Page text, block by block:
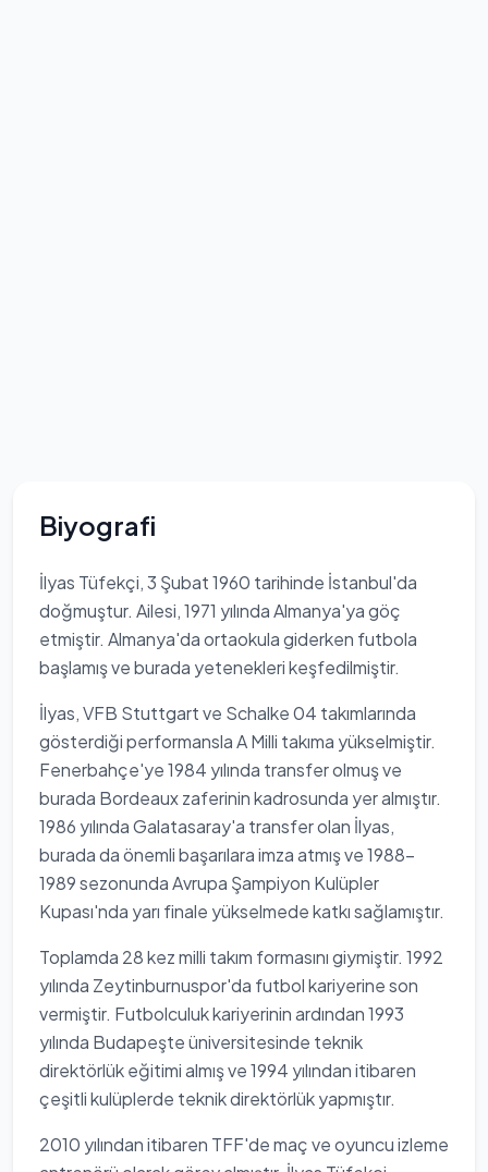
Biyografi
İlyas Tüfekçi, 3 Şubat 1960 tarihinde İstanbul'da
doğmuştur. Ailesi, 1971 yılında Almanya'ya göç
etmiştir. Almanya'da ortaokula giderken futbola
başlamış ve burada yetenekleri keşfedilmiştir.
İlyas, VFB Stuttgart ve Schalke 04 takımlarında
gösterdiği performansla A Milli takıma yükselmiştir.
Fenerbahçe'ye 1984 yılında transfer olmuş ve
burada Bordeaux zaferinin kadrosunda yer almıştır.
1986 yılında Galatasaray'a transfer olan İlyas,
burada da önemli başarılara imza atmış ve 1988-
1989 sezonunda Avrupa Şampiyon Kulüpler
Kupası'nda yarı finale yükselmede katkı sağlamıştır.
Toplamda 28 kez milli takım formasını giymiştir. 1992
yılında Zeytinburnuspor'da futbol kariyerine son
vermiştir. Futbolculuk kariyerinin ardından 1993
yılında Budapeşte üniversitesinde teknik
direktörlük eğitimi almış ve 1994 yılından itibaren
çeşitli kulüplerde teknik direktörlük yapmıştır.
2010 yılından itibaren TFF'de maç ve oyuncu izleme